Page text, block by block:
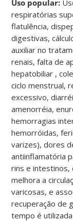
Uso popular:
respiratórias
flatulência,
digestivas,
auxiliar no
renais, falta de
hepatobiliar ,
ciclo menstrual,
excessivo,
amenorréia,
hemorragias
hemorróidas,
varizes), dores
antiinflamatória
rins e intestinos,
melhora a
varicosas, e
recuperação de
tempo é